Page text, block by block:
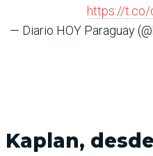
https://t.co/
— Diario HOY Paraguay
Kaplan,